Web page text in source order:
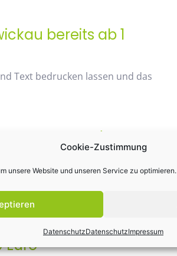
Cookie-Zustimmung
unsere Website und unseren Service zu optimieren.
DatenschutzDatenschutzImpressum
bereits ab 1
Text bedrucken lassen und das
/
Mengenrabatt profitieren. Die
Staffelpreise.
Euro